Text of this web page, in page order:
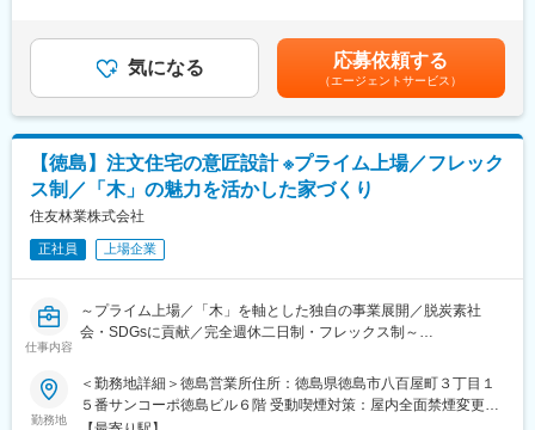
・試作品の製作および性能評価
・報告書の作成
当社機能材料事業は当社の中長期経営計画の中でも重要な位置付
■組織構成
徳島の開発拠点には20名のメンバーがいます。各メンバーごとに
合金鉄や機能材料、電池材料等領域ごとに役割分担を行いながら
製品開発を行っています。
■キャリア
将来的に製品開発のみならず研究企画をはじめ様々なキャリアス
テップを踏みながら将来的には適性に応じてマネジメントや管理
職を目指していただくことを期待しています。
■就業環境
年間休日は125日（完全週休2日制）。平均残業時間10～20h程度
する可能性があります。月給(月額)は固定手当を含めた表記です。
気になる 応募依頼する
（エージェントサービス）
【徳島】注文住宅の意匠設計 ※プライム上場／フレック
ス制／「木」の魅力を活かした家づくり
住友林業株式会社
正社員 上場企業
仕事内容
～プライム上場／「木」を軸とした独自の事業展開／脱炭素社
会・SDGsに貢献／完全週休二日制・フレックス制～
木造注文住宅で国内トップクラスのシェアを持つ当社にて、住宅
の設計担当を募集します。
・提案段階から携わり、お客様のご要望を詳細に伺うことからス
勤務地
＜勤務地詳細＞徳島営業所住所：徳島県徳島市八百屋町３丁目１
５番サンコーポ徳島ビル６階 受動喫煙対策：屋内全面禁煙変更の
範囲：会社の定める事業所